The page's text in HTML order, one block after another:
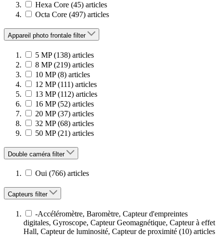
Hexa Core (45) articles
Octa Core (497) articles
Appareil photo frontale filter
5 MP (138) articles
8 MP (219) articles
10 MP (8) articles
12 MP (111) articles
13 MP (112) articles
16 MP (52) articles
20 MP (37) articles
32 MP (68) articles
50 MP (21) articles
Double caméra filter
Oui (766) articles
Capteurs filter
-Accéléromètre, Baromètre, Capteur d'empreintes
digitales, Gyroscope, Capteur Geomagnétique, Capteur à effet
Hall, Capteur de luminosité, Capteur de proximité (10) articles